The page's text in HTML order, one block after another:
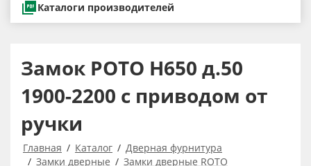
Каталоги производителей
Замок РОТО H650 д.50
1900-2200 с приводом от
ручки
Главная Каталог
Дверная фурнитура
Замки дверные
Замки дверные ROTO